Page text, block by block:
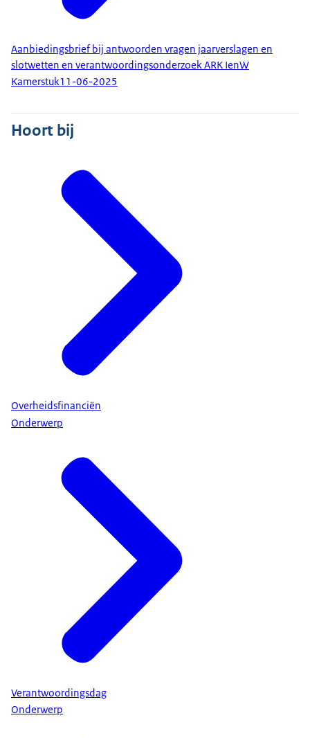
Aanbiedingsbrief bij antwoorden vragen jaarverslagen en
slotwetten en verantwoordingsonderzoek ARK IenW
Kamerstuk11-06-2025
Hoort bij
Overheidsfinanciën
Onderwerp
Verantwoordingsdag
Onderwerp